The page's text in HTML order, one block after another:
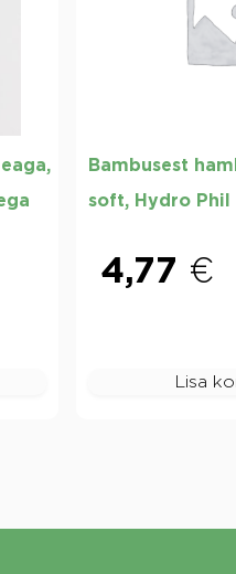
Bambusest
soft, Hydro Phil
4,77 €
Lisa